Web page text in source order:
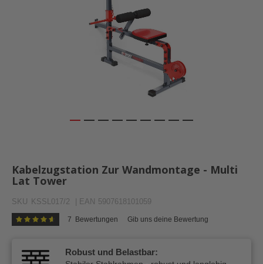
Bildergalerie
springen
Kabelzugstation Zur Wandmontage - Multi
Lat Tower
SKU KSSL017/2 | EAN 5907618101059
Bewertung:
94
% of100
7 Bewertungen Gib uns deine Bewertung
Robust und Belastbar: